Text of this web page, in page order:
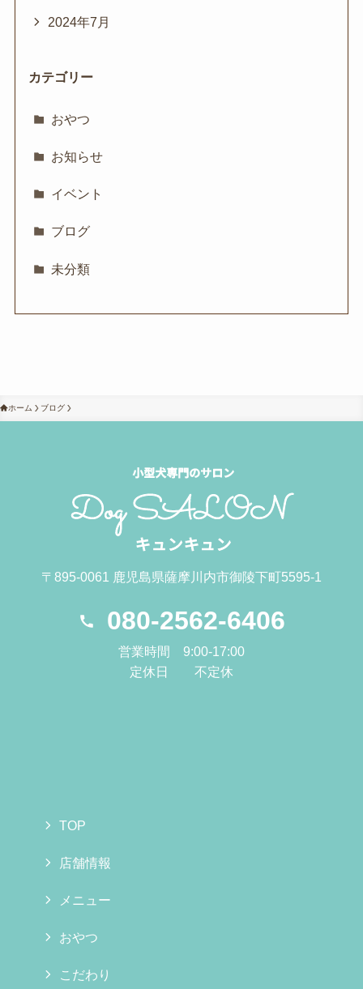
2024年7月
カテゴリー
おやつ
お知らせ
イベント
ブログ
未分類
ホーム ブログ
〒895-0061 鹿児島県薩摩川内市御陵下町5595-1
080-2562-6406
営業時間 9:00-17:00
定休日 不定休
TOP
店舗情報
メニュー
おやつ
こだわり